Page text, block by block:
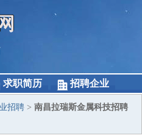
求职简历 招聘企业
招聘 > 南昌拉瑞斯金属科技招聘